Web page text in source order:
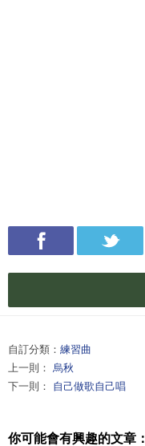
自訂分類： 練習曲
上一則： 烏秋
下一則： 自己做歌自己唱
你可能會有興趣的文章：